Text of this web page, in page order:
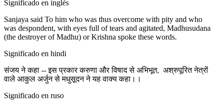
Significado en inglés
Sanjaya said To him who was thus overcome with pity and who
was despondent, with eyes full of tears and agitated, Madhusudana
(the destroyer of Madhu) or Krishna spoke these words.
Significado en hindi
संजय ने कहा -- इस प्रकार करुणा और विषाद से अभिभूत, अश्रुपूरित नेत्रों
वाले आकुल अर्जुन से मधुसूदन ने यह वाक्य कहा।।
Significado en ruso